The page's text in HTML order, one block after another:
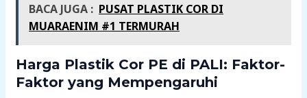
BACA JUGA : PUSAT PLASTIK COR DI
MUARAENIM #1 TERMURAH
Harga Plastik Cor PE di PALI: Faktor-
Faktor yang Mempengaruhi